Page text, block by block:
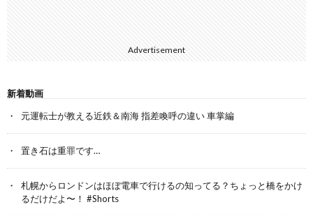
Advertisement
新着動画
元運転士が教える近鉄＆南海 指差喚呼の違い 車掌編
置き石は重罪です…
札幌からロンドンはほぼ電車で行けるの知ってる？ちょっと橋をかけ
るだけだよ〜！ #Shorts